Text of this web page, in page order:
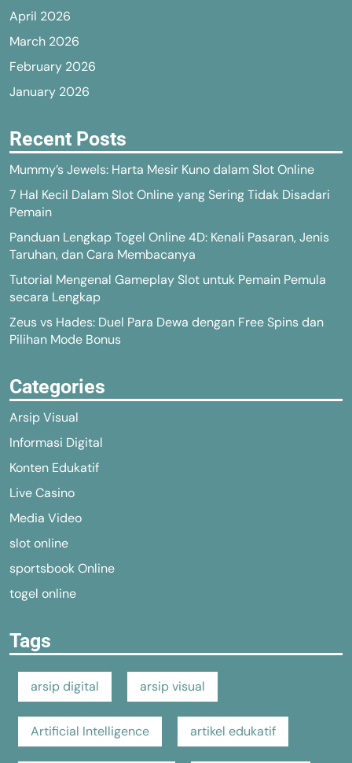
April 2026
March 2026
February 2026
January 2026
Recent Posts
Mummy’s Jewels: Harta Mesir Kuno dalam Slot Online
7 Hal Kecil Dalam Slot Online yang Sering Tidak Disadari
Pemain
Panduan Lengkap Togel Online 4D: Kenali Pasaran, Jenis
Taruhan, dan Cara Membacanya
Tutorial Mengenal Gameplay Slot untuk Pemain Pemula
secara Lengkap
Zeus vs Hades: Duel Para Dewa dengan Free Spins dan
Pilihan Mode Bonus
Categories
Arsip Visual
Informasi Digital
Konten Edukatif
Live Casino
Media Video
slot online
sportsbook Online
togel online
Tags
arsip digital arsip visual
Artificial Intelligence artikel edukatif